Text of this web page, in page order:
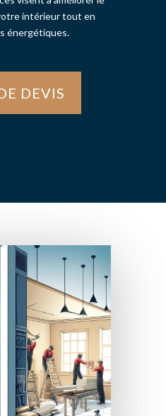
intérieur tout en
énergétiques.
DEVIS